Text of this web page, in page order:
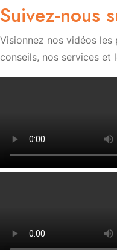
Suivez-nous
Visionnez nos vidéos
conseils, nos services et